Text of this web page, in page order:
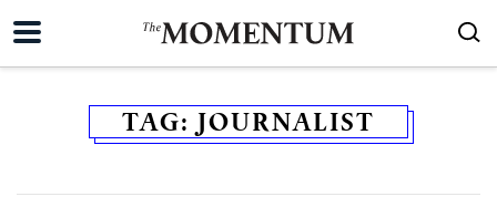
TAG: JOURNALIST